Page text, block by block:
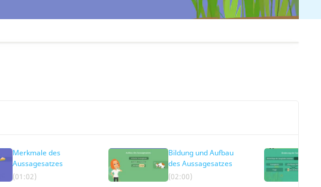
Merkmale des
Aussagesatzes
(01:02)
Bildung und Aufbau
des Aussagesatzes
(02:00)